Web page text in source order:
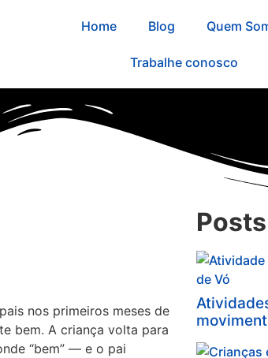
Home Blog Quem
Trabalhe conosco
nos primeiros meses de
bem. A criança volta para
“bem” — e o pai